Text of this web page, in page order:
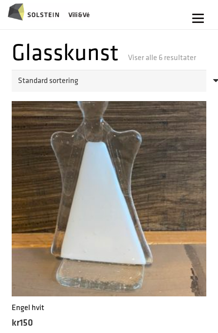
Glasskunst Viser alle 6 resultater
Engel hvit
kr150